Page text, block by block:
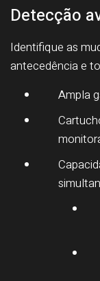
Detecção
Identifique as
antecedência e
Ampla